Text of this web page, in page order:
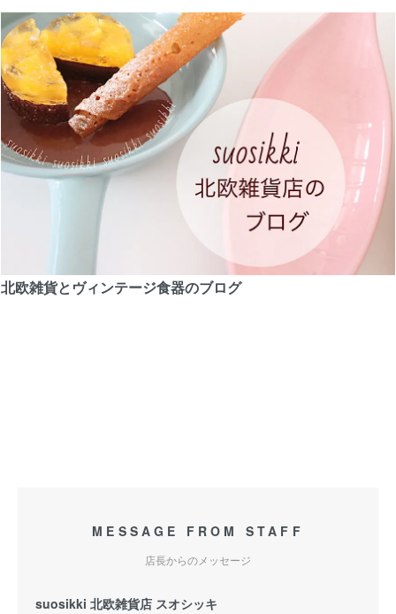
北欧雑貨とヴィンテージ食器のブログ
MESSAGE FROM STAFF
店長からのメッセージ
suosikki 北欧雑貨店 スオシッキ